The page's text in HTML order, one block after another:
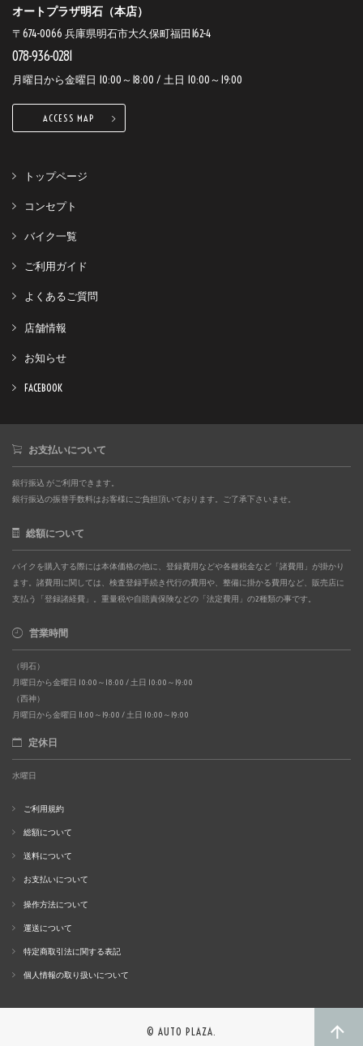
オートプラザ明石（本店）
〒674-0066 兵庫県明石市大久保町福田162-4
078-936-0281
月曜日から金曜日 10:00～18:00 / 土日 10:00～19:00
ACCESS MAP
トップページ
コンセプト
バイク一覧
ご利用ガイド
よくあるご質問
店舗情報
お知らせ
FACEBOOK
お支払いについて
銀行振込 がご利用できます。
銀行振込の振替手数料はお客様にご負担頂いております。ご了承下さいませ。
総額について
バイクを購入する際には本体価格の他に、登録費用などや各種税金など「諸費用」が掛かり
ます。諸費用に関しては、検査登録手続き代行の費用や、整備に掛かる費用など、販売店に
支払う「登録諸経費」。重量税や自賠責保険などの「法定費用」の2種類の事です。
営業時間
（明石）
月曜日から金曜日 10:00～18:00 / 土日 10:00～19:00
（西神）
月曜日から金曜日 11:00～19:00 / 土日 10:00～19:00
定休日
水曜日
ご利用規約
総額について
送料について
お支払いについて
操作方法について
運送について
特定商取引法に関する表記
個人情報の取り扱いについて
© AUTO PLAZA.